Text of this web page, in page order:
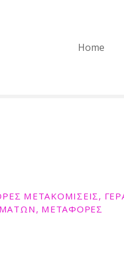
Home
ΜΕΤΑΚΟΜΙΣΕΙΣ,
ΜΕΤΑΦΟΡΕΣ